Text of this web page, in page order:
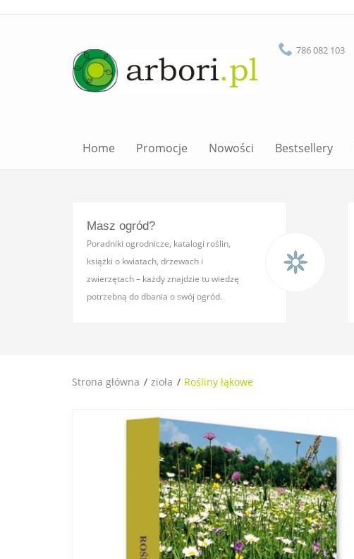
786 082 103
Home Promocje Nowości Bestsellery
Masz ogród?
Poradniki ogrodnicze, katalogi roślin,
książki o kwiatach, drzewach i
zwierzętach – każdy znajdzie tu wiedzę
potrzebną do dbania o swój ogród.
Strona główna zioła Rośliny łąkowe